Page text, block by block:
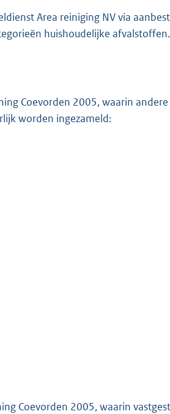
Area reiniging NV via
huishoudelijke afvalstoffen.
Coevorden 2005, waarin
worden ingezameld:
Coevorden 2005, waarin